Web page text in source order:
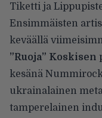
Tiketti ja
Ensimmäisten
keväällä
”Ruoja” Koskisen
kesänä
ukrainalainen
tamperelainen